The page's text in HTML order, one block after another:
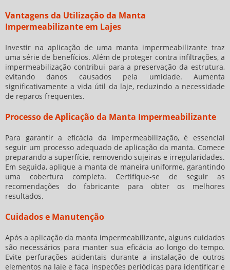
Vantagens da Utilização da Manta
Impermeabilizante em Lajes
Investir na aplicação de uma manta impermeabilizante traz
uma série de benefícios. Além de proteger contra infiltrações, a
impermeabilização contribui para a preservação da estrutura,
evitando danos causados pela umidade. Aumenta
significativamente a vida útil da laje, reduzindo a necessidade
de reparos frequentes.
Processo de Aplicação da Manta Impermeabilizante
Para garantir a eficácia da impermeabilização, é essencial
seguir um processo adequado de aplicação da manta. Comece
preparando a superfície, removendo sujeiras e irregularidades.
Em seguida, aplique a manta de maneira uniforme, garantindo
uma cobertura completa. Certifique-se de seguir as
recomendações do fabricante para obter os melhores
resultados.
Cuidados e Manutenção
Após a aplicação da manta impermeabilizante, alguns cuidados
são necessários para manter sua eficácia ao longo do tempo.
Evite perfurações acidentais durante a instalação de outros
elementos na laje e faça inspeções periódicas para identificar e